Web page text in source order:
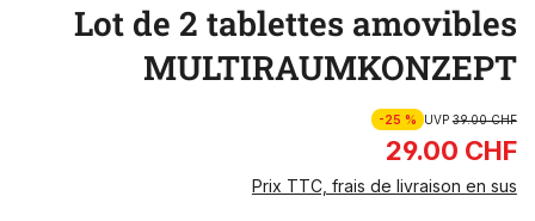
Lot de 2 tablettes amovibles
MULTIRAUMKONZEPT
-25 % UVP39.00 CHF
29.00 CHF
Prix TTC, frais de livraison en sus